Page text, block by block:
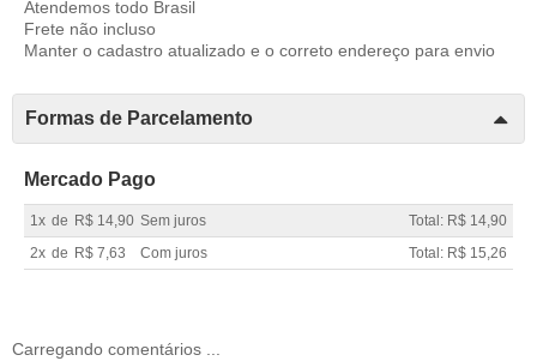
Atendemos todo Brasil
Frete não incluso
Manter o cadastro atualizado e o correto endereço para envio
Formas de Parcelamento
Mercado Pago
1x de R$ 14,90 Sem juros
Total: R$ 14,90
2x de R$ 7,63 Com juros Total: R$ 15,26
Carregando comentários ...